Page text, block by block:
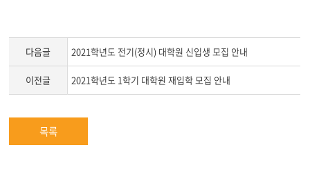
다음글 2021학년도 전기(정시) 대학원 신입생 모집 안내
이전글 2021학년도 1학기 대학원 재입학 모집 안내
목록